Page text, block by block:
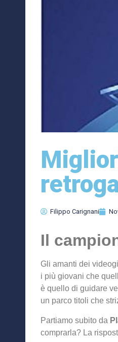
Filippo Carignani
Il
Gli amanti dei
i più giovani che
è quello di guidare
un parco titoli che
Partiamo subito da
comprarla? La